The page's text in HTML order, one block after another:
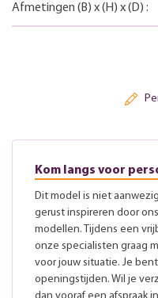
Afmetingen (B) x(H) x(D) :
Kom langs voor
Dit model is niet
gerust inspireren door
modellen. Tijdens een
onze specialisten graag
voor jouw situatie. Je
openingstijden. Wil je